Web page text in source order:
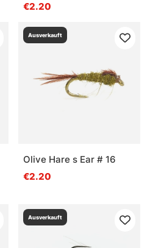
€2.20
Ausverkauft
Olive Hare s Ear # 16
€2.20
Ausverkauft